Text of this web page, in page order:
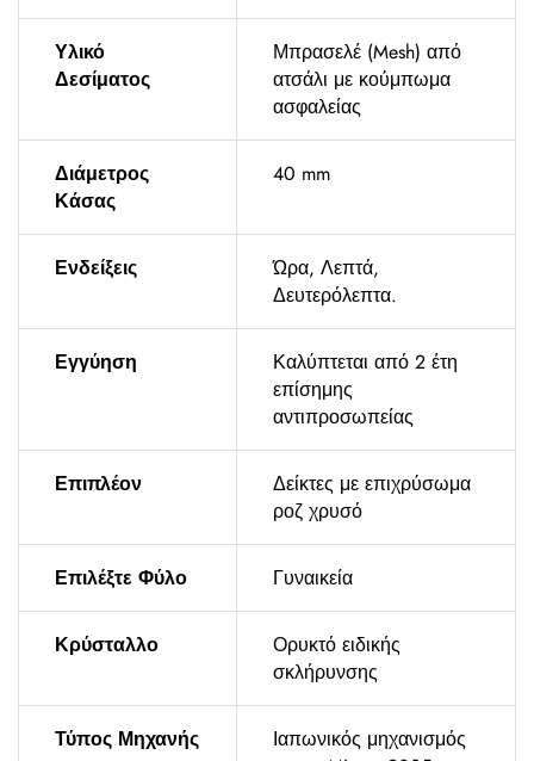
Υλικό
Δεσίματος
Μπρασελέ (Mesh) από
ατσάλι με κούμπωμα
ασφαλείας
Διάμετρος
Κάσας
40 mm
Ενδείξεις
Ώρα, Λεπτά,
Δευτερόλεπτα.
Εγγύηση
Καλύπτεται από 2 έτη
επίσημης
αντιπροσωπείας
Επιπλέον
Δείκτες με επιχρύσωμα
ροζ χρυσό
Επιλέξτε Φύλο Γυναικεία
Κρύσταλλο
Ορυκτό ειδικής
σκλήρυνσης
Τύπος Μηχανής
Ιαπωνικός μηχανισμός